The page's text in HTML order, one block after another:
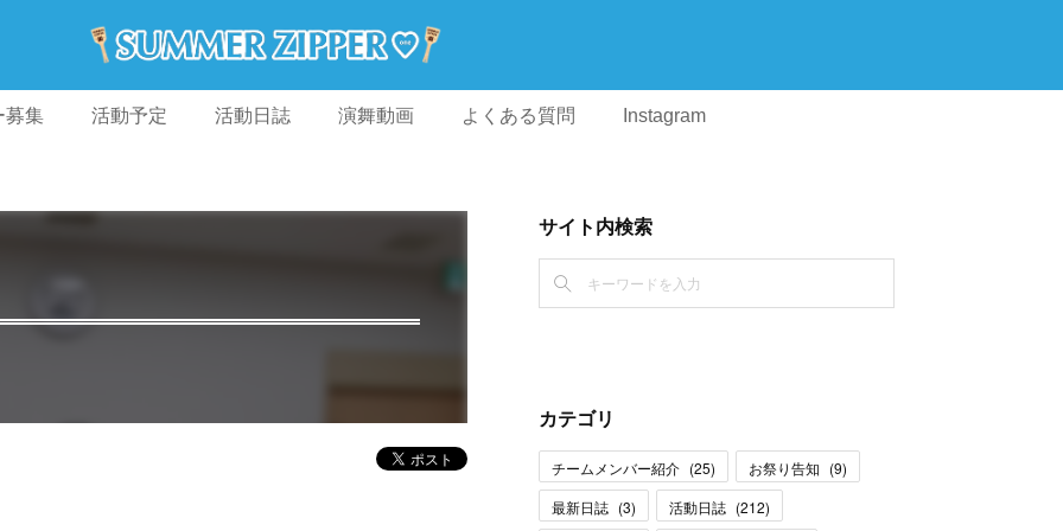
募集 活動予定 活動日誌 演舞動画 よくある質問 Instagram
サイト内検索
カテゴリ
チームメンバー紹介 (25) お祭り告知 (9)
最新日誌 (3) 活動日誌 (212)